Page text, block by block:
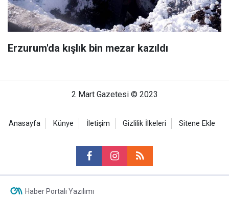
Erzurum'da kışlık bin mezar kazıldı
2 Mart Gazetesi © 2023
Anasayfa Künye İletişim Gizlilik İlkeleri Sitene Ekle
Haber Portalı Yazılımı